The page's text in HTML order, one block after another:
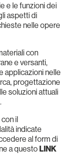
e le funzioni dei
aspetti di
nelle opere
con
e versanti,
applicazioni nelle
progettazione
soluzioni attuali
il
indicate
al form di
a questoLINK